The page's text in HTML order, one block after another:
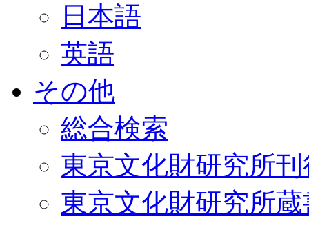
日本語
英語
その他
総合検索
東京文化財研究所
東京文化財研究所